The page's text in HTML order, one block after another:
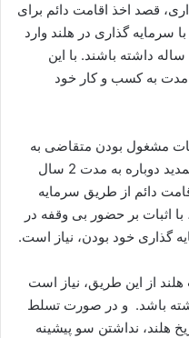
قصد اخذ اقامت دائم برای
سرمایه گذاری در هلند وارد
این کشور شده اند، میتوانند اقامت 3 ساله داشته باشند. با این
مدت به کسب و کار خود
در اثبات مشغول بودن متقاضی به
کسب و کار خویش، این اقامت قابل تمدید دوباره به مدت 2 سال
دائم از طریق سرمایه
است که این جمعا 5 سال، با اثبات بر حضور بی وقفه در
گذاری خود بودن، نیاز است.
از این طریق، نیاز است
گذشته باشد. و در صورت تسلط
هلند، نداشتن سو پیشینه